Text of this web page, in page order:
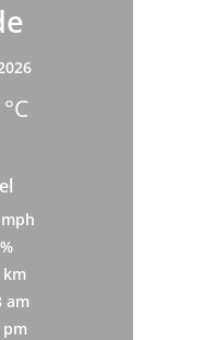
°C
km
am
pm